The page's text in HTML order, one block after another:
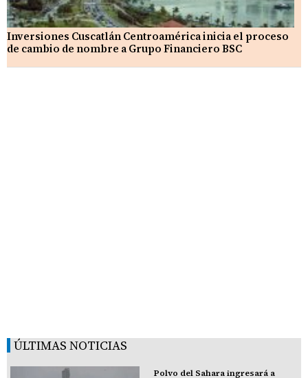
Inversiones Cuscatlán Centroamérica inicia el proceso
de cambio de nombre a Grupo Financiero BSC
ÚLTIMAS NOTICIAS
Polvo del Sahara ingresará a